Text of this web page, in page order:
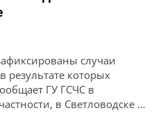
случаи
результате которых
ГУ ГСЧС в
в Светловодске в